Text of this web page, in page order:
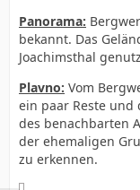
Panorama:
bekannt. Das
Joachimsthal
Plavno: Vom
ein paar Reste und
des benachbarten
der ehemaligen
zu erkennen.